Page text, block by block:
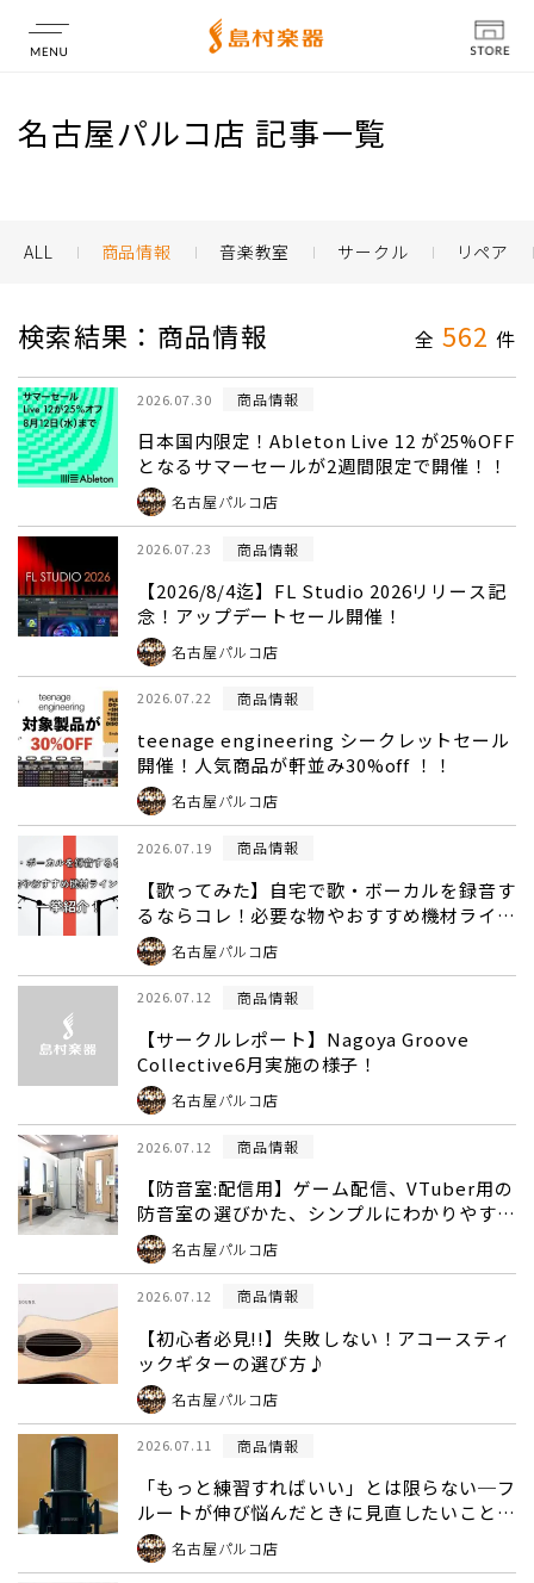
店舗情報
名古屋パルコ店 記事一覧
ALL 商品情報 音楽教室 サークル リペア
検索結果：商品情報 全 562 件
2026.07.30 商品情報
日本国内限定！Ableton Live 12 が25%OFF
となるサマーセールが2週間限定で開催！！
名古屋パルコ店
2026.07.23 商品情報
【2026/8/4迄】FL Studio 2026リリース記
念！アップデートセール開催！
名古屋パルコ店
2026.07.22 商品情報
teenage engineering シークレットセール
開催！人気商品が軒並み30%off ！！
名古屋パルコ店
2026.07.19 商品情報
【歌ってみた】自宅で歌・ボーカルを録音す
るならコレ！必要な物やおすすめ機材ライン
ナップや機材を一挙紹介！
名古屋パルコ店
2026.07.12 商品情報
【サークルレポート】Nagoya Groove
Collective6月実施の様子！
名古屋パルコ店
2026.07.12 商品情報
【防音室:配信用】ゲーム配信、VTuber用の
防音室の選びかた、シンプルにわかりやすく
ご紹介♫
名古屋パルコ店
2026.07.12 商品情報
【初心者必見!!】失敗しない！アコースティ
ックギターの選び方♪
名古屋パルコ店
2026.07.11 商品情報
「もっと練習すればいい」とは限らない─フ
ルートが伸び悩んだときに見直したいこと
【島村楽器 名古屋パルコ店｜フルートイン
ストラクター 森川健士】
名古屋パルコ店